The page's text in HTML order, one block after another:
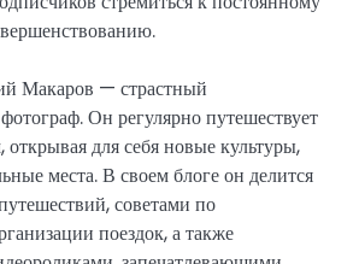
Макаров — страстный
Он регулярно путешествует
для себя новые культуры,
места. В своем блоге он делится
советами по
поездок, а также